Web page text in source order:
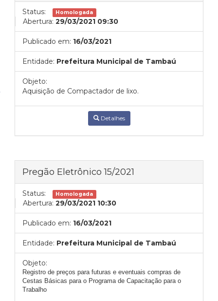
Status: Homologada
Abertura: 29/03/2021 09:30
Publicado em: 16/03/2021
Entidade: Prefeitura Municipal de Tambaú
Objeto:
Aquisição de Compactador de lixo.
Detalhes
Pregão Eletrônico 15/2021
Status: Homologada
Abertura: 29/03/2021 10:30
Publicado em: 16/03/2021
Entidade: Prefeitura Municipal de Tambaú
Objeto:
Registro de preços para futuras e eventuais compras de
Cestas Básicas para o Programa de Capacitação para o
Trabalho